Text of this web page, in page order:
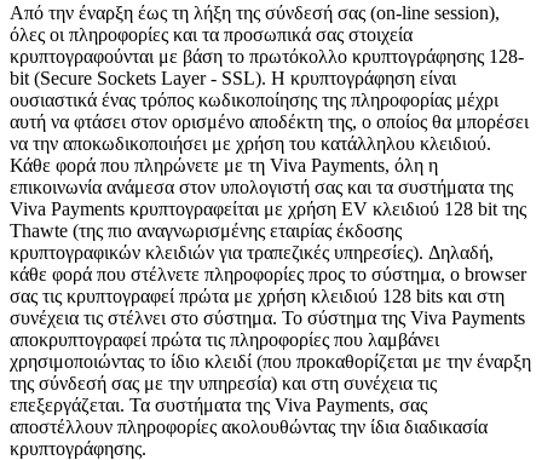
Από την έναρξη έως τη λήξη της σύνδεσή σας (on-line session),
όλες οι πληροφορίες και τα προσωπικά σας στοιχεία
κρυπτογραφούνται με βάση το πρωτόκολλο κρυπτογράφησης 128-
bit (Secure Sockets Layer - SSL). Η κρυπτογράφηση είναι
ουσιαστικά ένας τρόπος κωδικοποίησης της πληροφορίας μέχρι
αυτή να φτάσει στον ορισμένο αποδέκτη της, ο οποίος θα μπορέσει
να την αποκωδικοποιήσει με χρήση του κατάλληλου κλειδιού.
Κάθε φορά που πληρώνετε με τη Viva Payments, όλη η
επικοινωνία ανάμεσα στον υπολογιστή σας και τα συστήματα της
Viva Payments κρυπτογραφείται με χρήση EV κλειδιού 128 bit της
Thawte (της πιο αναγνωρισμένης εταιρίας έκδοσης
κρυπτογραφικών κλειδιών για τραπεζικές υπηρεσίες). Δηλαδή,
κάθε φορά που στέλνετε πληροφορίες προς το σύστημα, ο browser
σας τις κρυπτογραφεί πρώτα με χρήση κλειδιού 128 bits και στη
συνέχεια τις στέλνει στο σύστημα. Το σύστημα της Viva Payments
αποκρυπτογραφεί πρώτα τις πληροφορίες που λαμβάνει
χρησιμοποιώντας το ίδιο κλειδί (που προκαθορίζεται με την έναρξη
της σύνδεσή σας με την υπηρεσία) και στη συνέχεια τις
επεξεργάζεται. Τα συστήματα της Viva Payments, σας
αποστέλλουν πληροφορίες ακολουθώντας την ίδια διαδικασία
κρυπτογράφησης.